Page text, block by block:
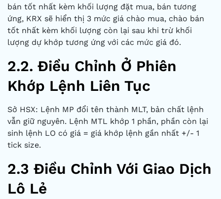
bán tốt nhất kèm khối lượng đặt mua, bán tương
ứng, KRX sẽ hiển thị 3 mức giá chào mua, chào bán
tốt nhất kèm khối lượng còn lại sau khi trừ khối
lượng dự khớp tương ứng với các mức giá đó.
2.2. Điều Chỉnh Ở Phiên
Khớp Lệnh Liên Tục
Sở HSX: Lệnh MP đổi tên thành MLT, bản chất lệnh
vẫn giữ nguyên. Lệnh MTL khớp 1 phần, phần còn lại
sinh lệnh LO có giá = giá khớp lệnh gần nhất +/- 1
tick size.
2.3 Điều Chỉnh Với Giao Dịch
Lô Lẻ